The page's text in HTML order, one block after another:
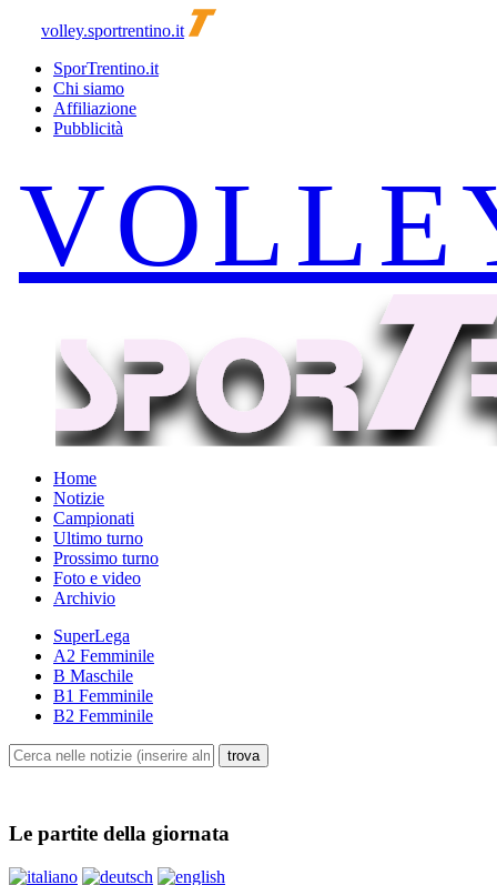
volley.sportrentino.it
SporTrentino.it
Chi siamo
Affiliazione
Pubblicità
Home
Notizie
Campionati
Ultimo turno
Prossimo turno
Foto e video
Archivio
SuperLega
A2 Femminile
B Maschile
B1 Femminile
B2 Femminile
Le partite della giornata